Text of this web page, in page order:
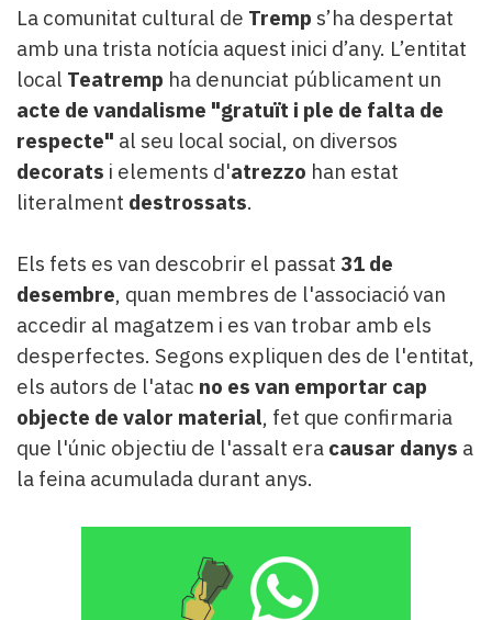
del
Pallars
Contingut
patrocinat
Lo
més
llegit...
Editorial
La comunitat cultural de Tremp s’ha despertat
amb una trista notícia aquest inici d’any. L’entitat
local Teatremp ha denunciat públicament un
acte de vandalisme "gratuït i ple de falta de
respecte" al seu local social, on diversos
decorats i elements d'atrezzo han estat
literalment destrossats.
Els fets es van descobrir el passat 31 de
desembre, quan membres de l'associació van
accedir al magatzem i es van trobar amb els
desperfectes. Segons expliquen des de l'entitat,
els autors de l'atac no es van emportar cap
objecte de valor material, fet que confirmaria
que l'únic objectiu de l'assalt era causar danys a
la feina acumulada durant anys.